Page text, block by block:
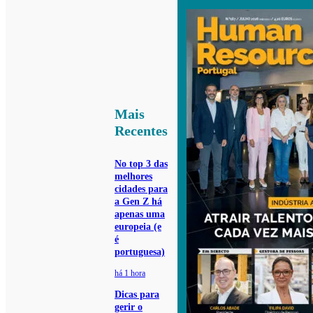
Mais
Recentes
No top 3 das
melhores
cidades para
a Gen Z há
apenas uma
europeia (e
é
portuguesa)
há 1 hora
Dicas para
gerir o